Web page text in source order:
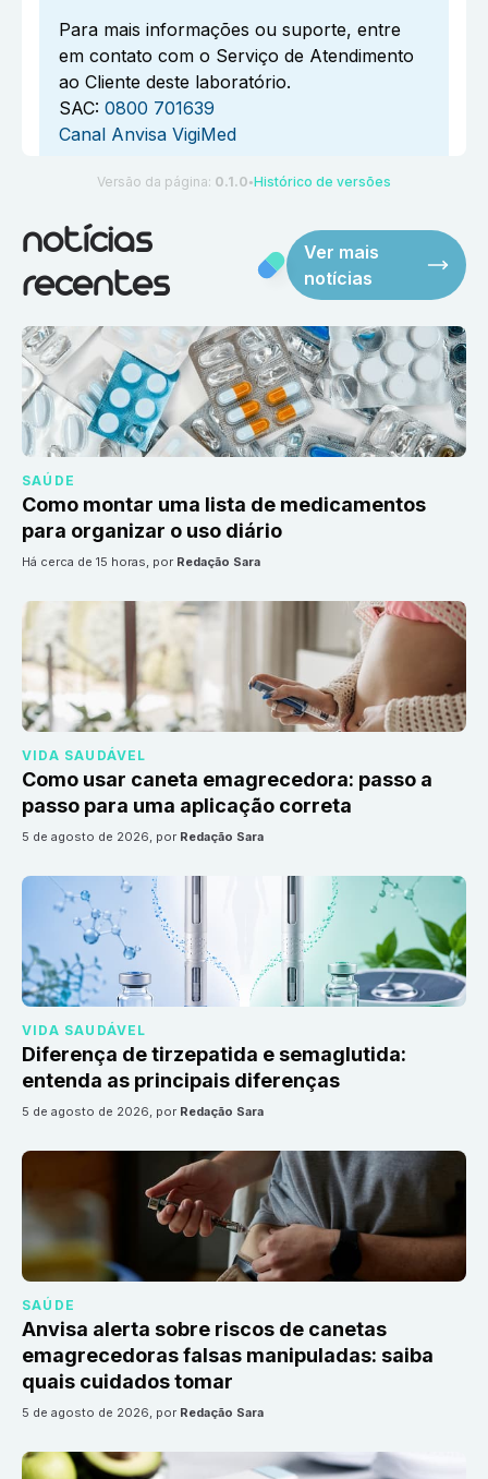
Para mais informações ou suporte, entre
em contato com o Serviço de Atendimento
ao Cliente deste laboratório.
SAC: 0800 701639
Canal Anvisa VigiMed
Versão da página: 0.1.0 ●Histórico de versões
notícias
recentes
Ver mais
notícias
SAÚDE
Como montar uma lista de medicamentos
para organizar o uso diário
há cerca de 15 horas, por Redação Sara
VIDA SAUDÁVEL
Como usar caneta emagrecedora: passo a
passo para uma aplicação correta
5 de agosto de 2026, por Redação Sara
VIDA SAUDÁVEL
Diferença de tirzepatida e semaglutida:
entenda as principais diferenças
5 de agosto de 2026, por Redação Sara
SAÚDE
Anvisa alerta sobre riscos de canetas
emagrecedoras falsas manipuladas: saiba
quais cuidados tomar
5 de agosto de 2026, por Redação Sara